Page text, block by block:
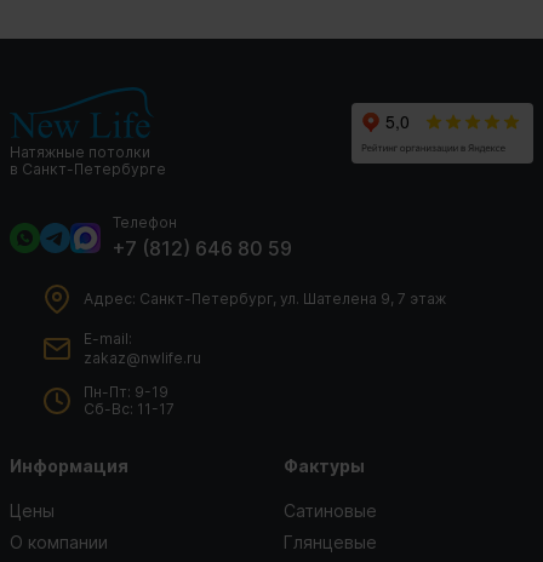
Натяжные потолки
в Санкт-Петербурге
Телефон
+7 (812) 646 80 59
Адрес: Санкт-Петербург, ул. Шателена 9, 7 этаж
E-mail:
zakaz@nwlife.ru
Пн-Пт: 9-19
Сб-Вс: 11-17
Информация
Цены
О компании
Фактуры
Сатиновые
Глянцевые